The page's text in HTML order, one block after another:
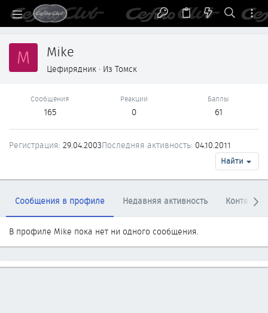
M Mike
Цефирядник · Из Томск
Сообщения
165
Реакции
0
Баллы
61
Регистрация 29.04.2003Последняя активность 04.10.2011
Найти
Сообщения в профиле Недавняя активность Контент
В профиле Mike пока нет ни одного сообщения.